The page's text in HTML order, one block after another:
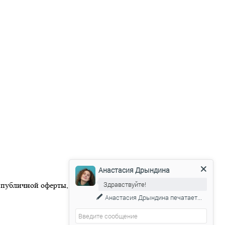
оферты, размещенной на официальном веб-сайте
Анастасия Дрындина
Здравствуйте!
Анастасия Дрындина печатает...